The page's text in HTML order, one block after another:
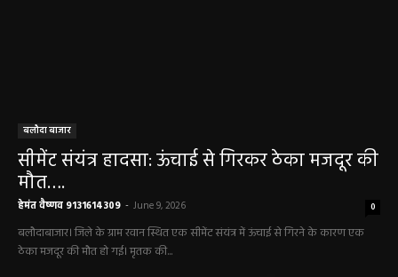
बलौदा बाजार
सीमेंट संयंत्र हादसा: ऊंचाई से गिरकर ठेका मजदूर की
मौत….
हेमंत वैष्णव 9131614309 - June 9, 2026 0
बलौदाबाजार। जिले के ग्राम रवान स्थित एक सीमेंट संयंत्र में ऊंचाई से गिरने के कारण एक
ठेका मजदूर की मौत हो गई। मृतक की...